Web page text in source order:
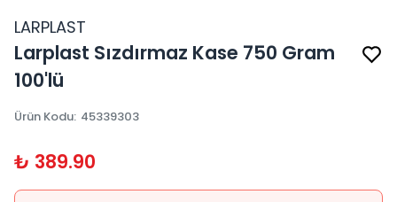
LARPLAST
Larplast Sızdırmaz Kase 750 Gram
100'lü
Ürün Kodu: 45339303
₺ 389.90